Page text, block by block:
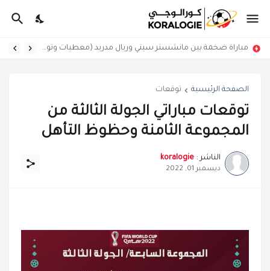
مباراة ضخمة بين مانشستر سيتي وريال مدريد (معطيات وتوقعات)
الصفحة الرئيسية توقعات
توقعات مباراتي الجولة الثالثة من
المجموعة الثامنة وحظوظ التأهل
الناشر : koralogie
ديسمبر 01, 2022